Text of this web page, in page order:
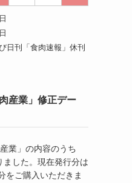
日刊「食肉速報」休刊
産業」修正デー
業」の内容のうち
した。現在発行分は
をご購入いただきま